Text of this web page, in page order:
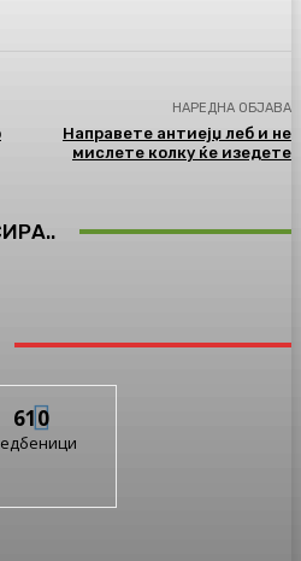
НАРЕДНА ОБЈАВА
Направете антиејџ леб и не
мислете колку ќе изедете
610